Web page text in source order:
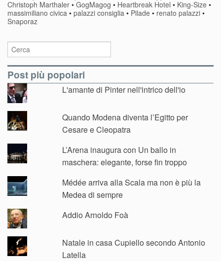
Christoph Marthaler • GogMagog • Heartbreak Hotel • King-Size •
massimiliano civica • palazzi consiglia • Pilade • renato palazzi •
Snaporaz
Post più popolari
L'amante di Pinter nell'intrico dell'io
Quando Modena diventa l’Egitto per
Cesare e Cleopatra
L’Arena inaugura con Un ballo in
maschera: elegante, forse fin troppo
Médée arriva alla Scala ma non è più la
Medea di sempre
Addio Arnoldo Foà
Natale in casa Cupiello secondo Antonio
Latella